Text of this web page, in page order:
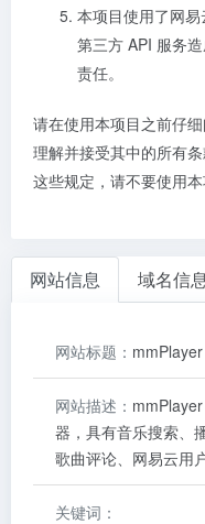
本项目使用了网易
第三方 API 服务
责任。
请在使用本项目之前仔
理解并接受其中的所有
这些规定，请不要使用本
网站信息 域名信
网站标题：
网站描述：
器，具有音乐搜索、
歌曲评论、网易云用
关键词：